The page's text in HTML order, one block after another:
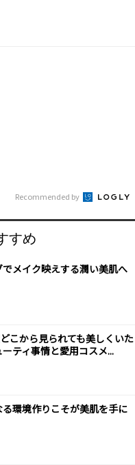
Recommended by
すめ
メイク映えする潤い美肌へ
こから見られても美しくいた
ティ事情と愛用コスメ...
環境作りこそが美肌を手に